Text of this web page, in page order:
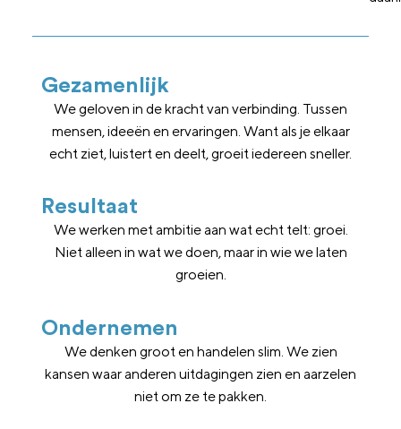
Gezamenlijk
We geloven in de kracht van verbinding. Tussen
mensen, ideeën en ervaringen. Want als je elkaar
echt ziet, luistert en deelt, groeit iedereen sneller.
Resultaat
We werken met ambitie aan wat echt telt: groei.
Niet alleen in wat we doen, maar in wie we laten
groeien.
Ondernemen
We denken groot en handelen slim. We zien
kansen waar anderen uitdagingen zien en aarzelen
niet om ze te pakken.